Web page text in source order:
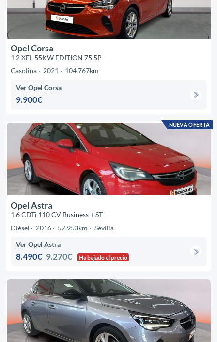
Opel Corsa
1.2 XEL 55KW EDITION 75 5P
Gasolina
2021 104.767km
Ver Opel Corsa
9.900€
NUEVA OFERTA
Opel Astra
1.6 CDTi 110 CV Business + ST
Diésel
2016 57.953km Sevilla
Ver Opel Astra
8.490€ 9.270€ Ha bajado el precio